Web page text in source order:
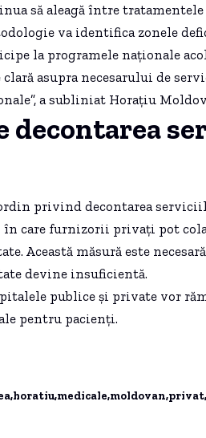
să aleagă între
va identifica zonele
la programele naționale
asupra necesarului de
a subliniat Horațiu
decontarea
privind decontarea
care furnizorii privați pot
Această măsură este
devine insuficientă.
publice și private vor
pentru pacienți.
horatiumedicale moldovan privat